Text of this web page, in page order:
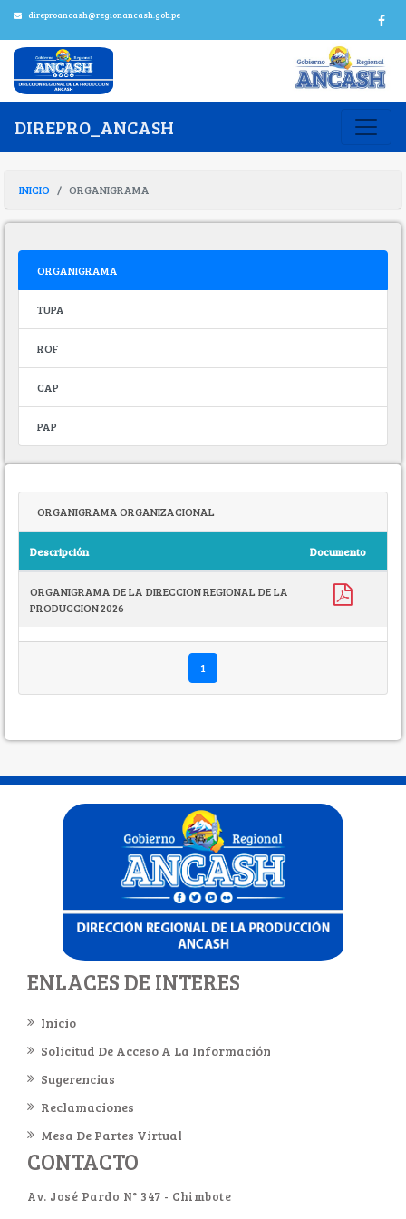
direproancash@regionancash.gob.pe
DIREPRO_ANCASH
INICIO ORGANIGRAMA
ORGANIGRAMA
TUPA
ROF
CAP
PAP
ORGANIGRAMA ORGANIZACIONAL
Descripción Documento
ORGANIGRAMA DE LA DIRECCION REGIONAL DE LA
PRODUCCION 2026
1
ENLACES DE INTERES
Inicio
Solicitud De Acceso A La Información
Sugerencias
Reclamaciones
Mesa De Partes Virtual
CONTACTO
Av. José Pardo N° 347 - Chimbote